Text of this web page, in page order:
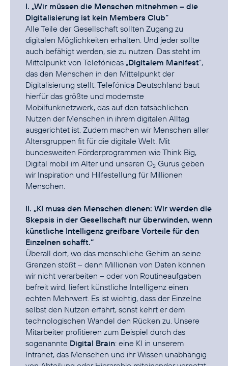
I. „Wir müssen die Menschen mitnehmen – die
Digitalisierung ist kein Members Club“
Alle Teile der Gesellschaft sollten Zugang zu
digitalen Möglichkeiten erhalten. Und jeder sollte
auch befähigt werden, sie zu nutzen. Das steht im
Mittelpunkt von Telefónicas „Digitalem Manifest“,
das den Menschen in den Mittelpunkt der
Digitalisierung stellt. Telefónica Deutschland baut
hierfür das größte und modernste
Mobilfunknetzwerk, das auf den tatsächlichen
Nutzen der Menschen in ihrem digitalen Alltag
ausgerichtet ist. Zudem machen wir Menschen aller
Altersgruppen fit für die digitale Welt. Mit
bundesweiten Förderprogrammen wie Think Big,
Digital mobil im Alter und unseren O2 Gurus geben
wir Inspiration und Hilfestellung für Millionen
Menschen.
II. „KI muss den Menschen dienen: Wir werden die
Skepsis in der Gesellschaft nur überwinden, wenn
künstliche Intelligenz greifbare Vorteile für den
Einzelnen schafft.“
Überall dort, wo das menschliche Gehirn an seine
Grenzen stößt – denn Millionen von Daten können
wir nicht verarbeiten – oder von Routineaufgaben
befreit wird, liefert künstliche Intelligenz einen
echten Mehrwert. Es ist wichtig, dass der Einzelne
selbst den Nutzen erfährt, sonst kehrt er dem
technologischen Wandel den Rücken zu. Unsere
Mitarbeiter profitieren zum Beispiel durch das
sogenannte Digital Brain: eine KI in unserem
Intranet, das Menschen und ihr Wissen unabhängig